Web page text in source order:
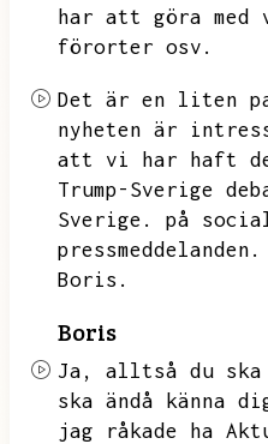
har att göra
förorter osv.
Det är en liten
nyheten är
att vi har haft
Trump-Sverige
Sverige.
på
pressmeddelanden.
Boris.
Boris
Ja,
alltså du
ska ändå känna
jag råkade ha